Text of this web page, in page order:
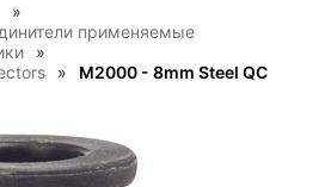
применяемые
M2000 - 8mm Steel QC